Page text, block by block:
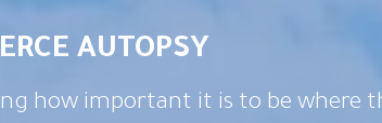
AUTOPSY
how important it is to be where